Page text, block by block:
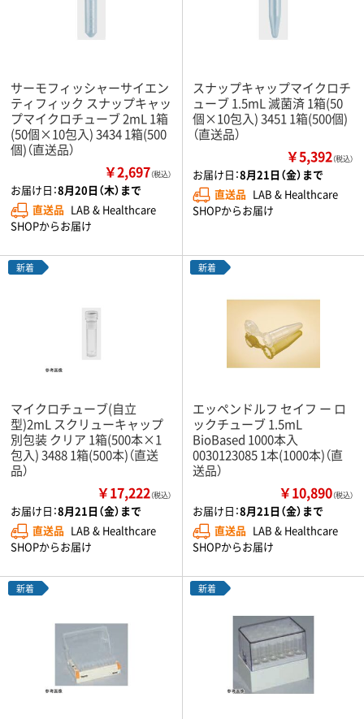
サーモフィッシャーサイエン
ティフィック スナップキャッ
プマイクロチューブ 2mL 1箱
(50個×10包入) 3434 1箱(500
個)（直送品）
￥2,697（税込）
お届け日：8月20日（木）まで
直送品 LAB & Healthcare
SHOPからお届け
スナップキャップマイクロチ
ューブ 1.5mL 滅菌済 1箱(50
個×10包入) 3451 1箱(500個)
（直送品）
￥5,392（税込）
お届け日：8月21日（金）まで
直送品 LAB & Healthcare
SHOPからお届け
新着
マイクロチューブ(自立
型)2mL スクリューキャップ
別包装 クリア 1箱(500本×1
包入) 3488 1箱(500本)（直送
品）
￥17,222（税込）
お届け日：8月21日（金）まで
直送品 LAB & Healthcare
SHOPからお届け
新着
エッペンドルフ セイフ ー ロ
ックチューブ 1.5mL
BioBased 1000本入
0030123085 1本(1000本)（直
送品）
￥10,890（税込）
お届け日：8月21日（金）まで
直送品 LAB & Healthcare
SHOPからお届け
新着 新着